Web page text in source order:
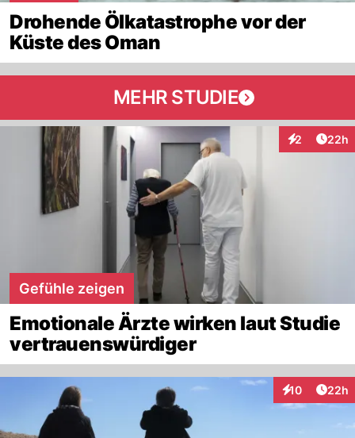
Drohende Ölkatastrophe vor der
Küste des Oman
MEHR STUDIE
2
Interaktionen
22h
Gefühle zeigen
Emotionale Ärzte wirken laut Studie
vertrauenswürdiger
10
Interaktionen
22h